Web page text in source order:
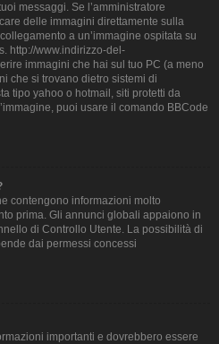
messaggi. Se l’amministratore
delle immagini direttamente sulla
a un’immagine ospitata su
http://www.indirizzo-del-
immagini che hai sul tuo PC (a meno
che si trovano dietro sistemi di
tipo yahoo o hotmail, siti protetti da
puoi usare il comando BBCode
contengono informazioni molto
prima. Gli annunci globali appaiono in
di Controllo Utente. La possibilità di
dai permessi concessi
importanti e dovrebbero essere